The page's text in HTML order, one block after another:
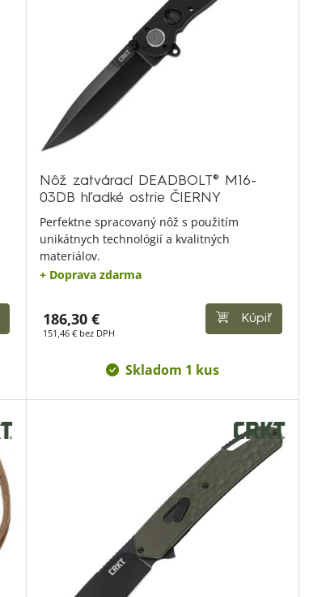
Nôž zatvárací DEADBOLT® M16-
03DB hľadké ostrie ČIERNY
Perfektne spracovaný nôž s použitím
unikátnych technológií a kvalitných
materiálov.
+ Doprava zdarma
186,30 €
151,46 € bez DPH
Kúpiť
Skladom 1 kus